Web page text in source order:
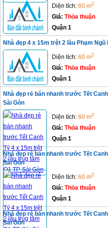
Diện tích: 60 m2
Giá: Thỏa thuận
Quận 1
Nhà đẹp 4 x 15m trệt 2 lầu Phạm Ngũ
Diện tích: 60 m2
Giá: Thỏa thuận
Quận 1
Nhà đẹp rẻ bán nhanh trước Tết
Sài Gòn
Diện tích: 60 m2
Giá: Thỏa thuận
Quận 1
Nhà đẹp rẻ bán nhanh trước Tết
Sài Gòn
Diện tích: 60 m2
Giá: Thỏa thuận
Quận 1
Nhà đẹp rẻ bán nhanh trước Tết
Sài Gòn